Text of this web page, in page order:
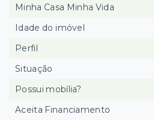
Minha Casa Minha Vida
Idade do imóvel
Perfil
Situação
Possui mobília?
Aceita Financiamento